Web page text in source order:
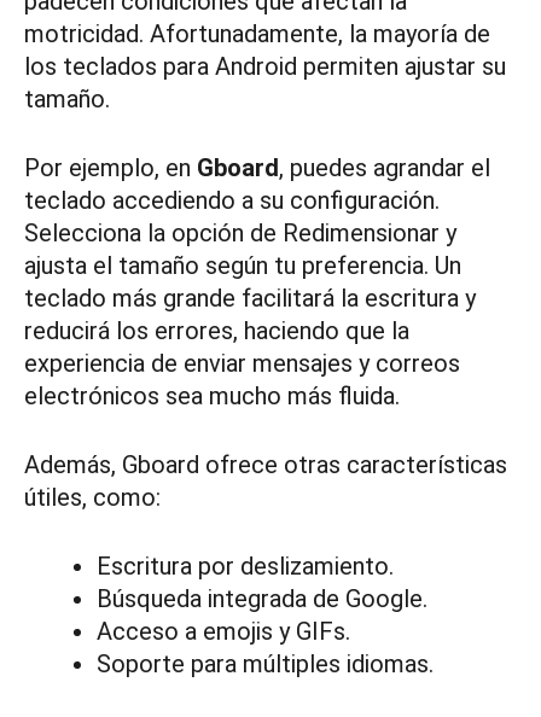
motricidad. Afortunadamente, la mayoría de
los teclados para Android permiten ajustar su
tamaño.
Por ejemplo, en Gboard, puedes agrandar el
teclado accediendo a su configuración.
Selecciona la opción de Redimensionar y
ajusta el tamaño según tu preferencia. Un
teclado más grande facilitará la escritura y
reducirá los errores, haciendo que la
experiencia de enviar mensajes y correos
electrónicos sea mucho más fluida.
Además, Gboard ofrece otras características
útiles, como:
Escritura por deslizamiento.
Búsqueda integrada de Google.
Acceso a emojis y GIFs.
Soporte para múltiples idiomas.